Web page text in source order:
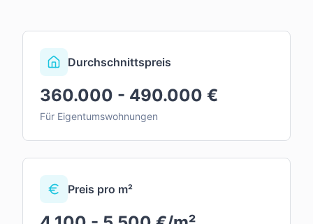
Durchschnittspreis
360.000 - 490.000 €
Für Eigentumswohnungen
Preis pro m²